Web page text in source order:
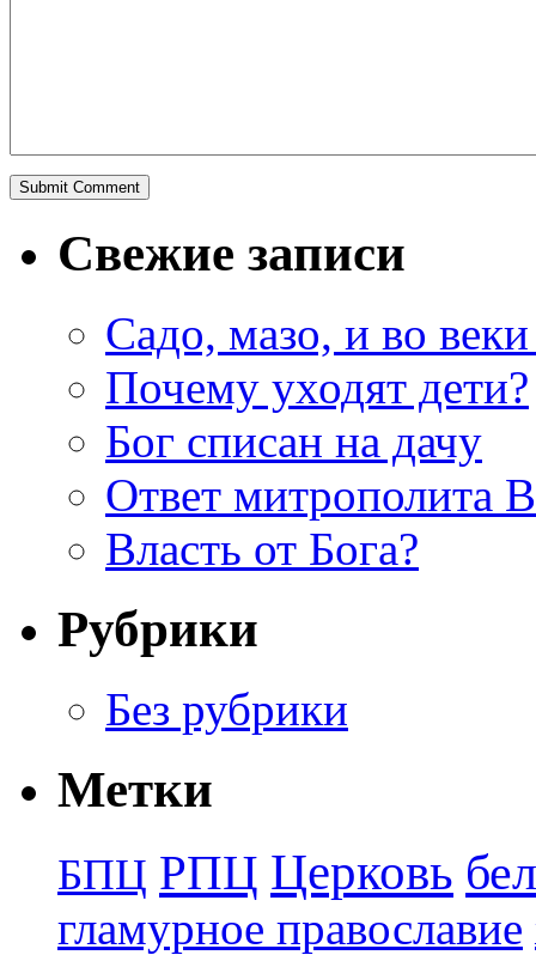
Свежие записи
Садо, мазо, и во веки
Почему уходят дети?
Бог списан на дачу
Ответ митрополита
Власть от Бога?
Рубрики
Без рубрики
Метки
БПЦ РПЦ Церковь
гламурное православие